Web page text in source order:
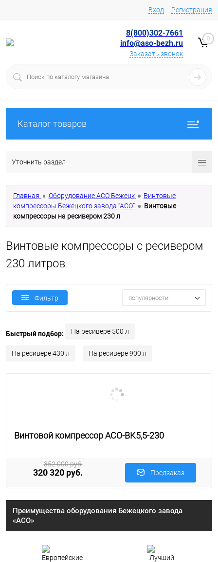
Вход Регистрация
8(800)302-7661
info@aso-bezh.ru
Заказать звонок
0
Каталог товаров
Уточнить раздел
Главная Оборудование АСО Бежецк
Винтовые
компрессоры Бежецкого завода “АСО”
Винтовые
компрессоры на ресивером 230 л
Винтовые компрессоры с ресивером
230 литров
Фильтр популярности
Быстрый подбор: На ресивере 500 л
На ресивере 430 л На ресивере 900 л
Винтовой компрессор АСО-ВК5,5-230
320 320 руб.
352 000 руб.
Предзаказ
Преимущества оборудования Бежецкого завода
«АСО»